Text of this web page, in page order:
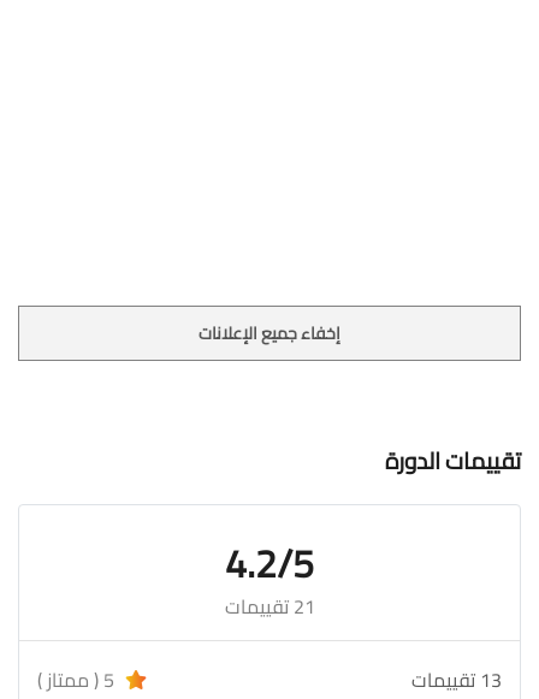
إخفاء جميع الإعلانات
تقييمات الدورة
4.2/5
21 تقييمات
13 تقييمات